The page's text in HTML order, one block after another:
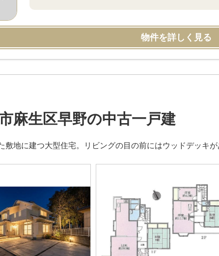
物件を詳しく見る
麻生区早野の中古一戸建
敷地に建つ大型住宅。リビングの目の前にはウッドデッキ